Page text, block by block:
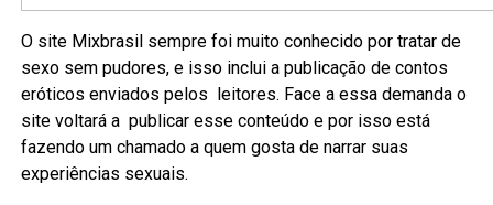
O site Mixbrasil sempre foi muito conhecido por tratar de
sexo sem pudores, e isso inclui a publicação de contos
eróticos enviados pelos leitores. Face a essa demanda o
site voltará a publicar esse conteúdo e por isso está
fazendo um chamado a quem gosta de narrar suas
experiências sexuais.